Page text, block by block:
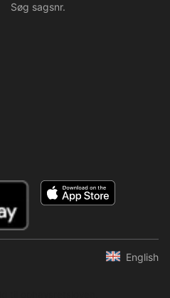
Søg sagsnr.
English